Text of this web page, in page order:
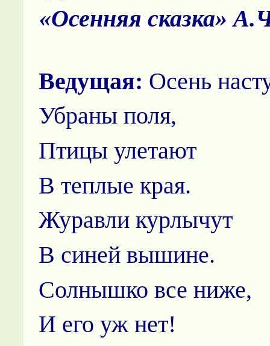
«Осенняя сказка»
Ведущая: Осень
Убраны поля,
Птицы улетают
В теплые края.
Журавли курлычут
В синей вышине.
Солнышко все ниже,
И его уж нет!